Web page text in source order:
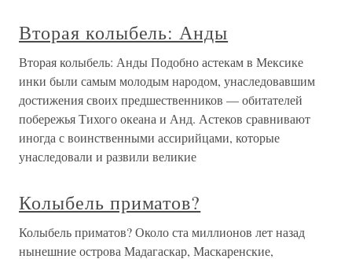
Вторая колыбель: Анды
Вторая колыбель: Анды Подобно астекам в Мексике
инки были самым молодым народом, унаследовавшим
достижения своих предшественников — обитателей
побережья Тихого океана и Анд. Астеков сравнивают
иногда с воинственными ассирийцами, которые
унаследовали и развили великие
Колыбель приматов?
Колыбель приматов? Около ста миллионов лет назад
нынешние острова Мадагаскар, Маскаренские,